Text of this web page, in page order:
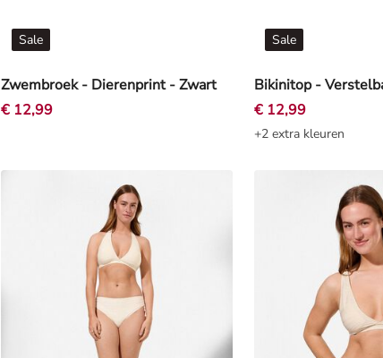
Zwembroek - Dierenprint - Zwart
Sale
€ 12,99
Sale
€ 12,99
+2 extra kleuren